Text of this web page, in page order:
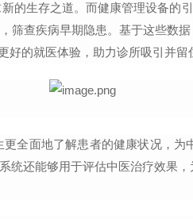
的生存之道。而健康管理设备的
筛查疾病早期隐患。基于这些数
的就医体验，助力诊所吸引并留
全面地了解患者的健康状况，
还能够用于评估中医治疗效果